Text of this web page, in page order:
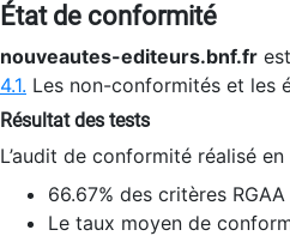
État de conformité
nouveautes-editeurs.bnf.fr
4.1. Les non-conformités et les
Résultat des tests
L’audit de conformité réalisé
66.67% des critères
Le taux moyen de